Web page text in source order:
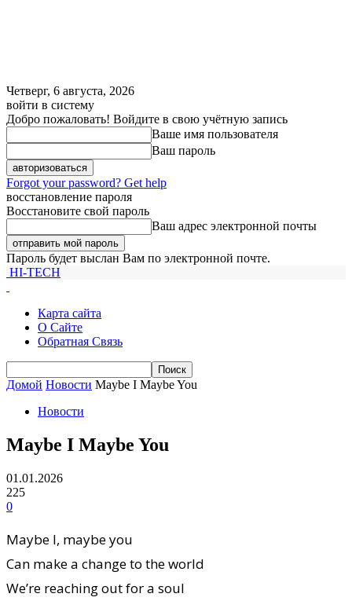
Четверг, 6 августа, 2026
войти в систему
Добро пожаловать! Войдите в свою учётную запись
Ваше имя пользователя
Ваш пароль
Forgot your password? Get help
восстановление пароля
Восстановите свой пароль
Ваш адрес электронной почты
Пароль будет выслан Вам по электронной почте.
HI-TECH
Карта сайта
О Сайте
Обратная Связь
Домой Новости Maybe I Maybe You
Новости
Maybe I Maybe You
01.01.2026
225
0
Maybe I, maybe you
Can make a change to the world
We’re reaching out for a soul